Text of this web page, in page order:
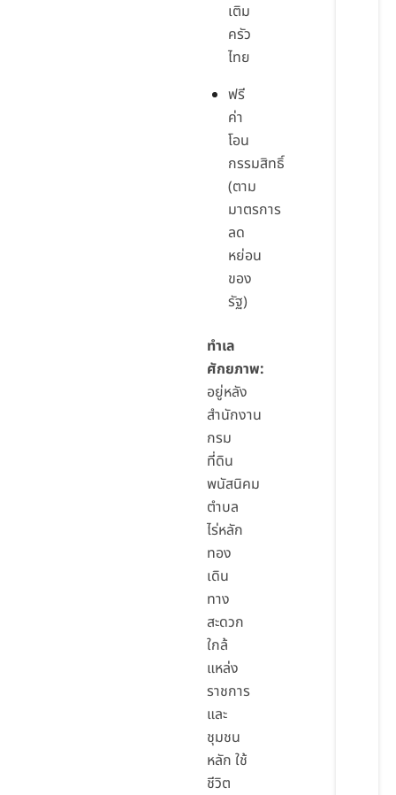
เติม
ครัว
ไทย
ฟรี
ค่า
โอน
กรรมสิทธิ์
(ตาม
มาตรการ
ลด
หย่อน
ของ
รัฐ)
ทำเล
ศักยภาพ:
อยู่หลัง
สำนักงาน
กรม
ที่ดิน
พนัสนิคม
ตำบล
ไร่หลัก
ทอง
เดิน
ทาง
สะดวก
ใกล้
แหล่ง
ราชการ
และ
ชุมชน
หลัก ใช้
ชีวิต